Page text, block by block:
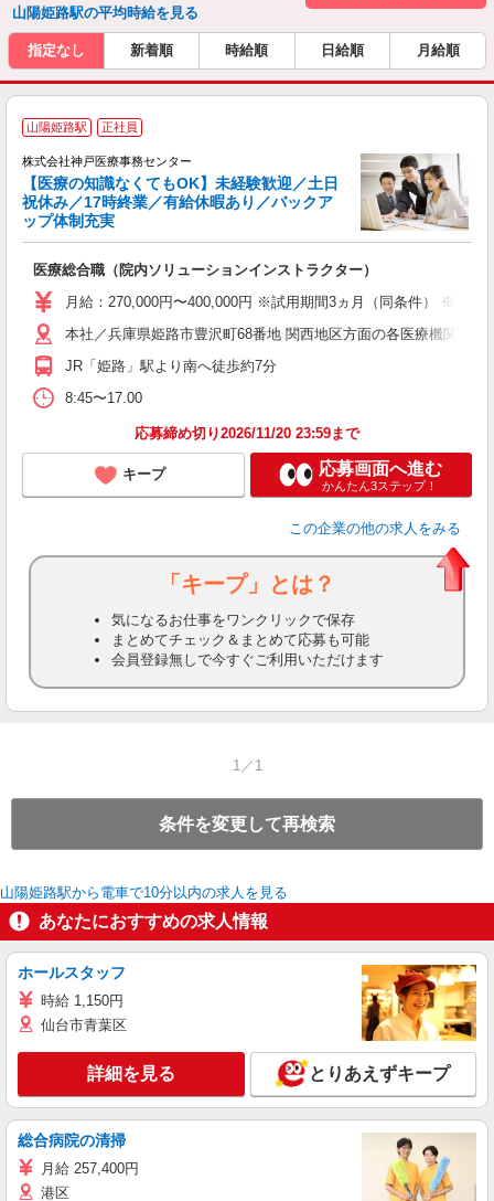
山陽姫路駅の平均時給を見る
指定なし 新着順 時給順 日給順 月給順
山陽姫路駅 正社員
株式会社神戸医療事務センター
【医療の知識なくてもOK】未経験歓迎／土日
祝休み／17時終業／有給休暇あり／バックア
ップ体制充実
医療総合職（院内ソリューションインストラクター）
月給：270,000円〜400,000円 ※試用期間3ヵ月（同条件） ※給与
本社／兵庫県姫路市豊沢町68番地 関西地区方面の各医療機関に
JR「姫路」駅より南へ徒歩約7分
8:45〜17.00
応募締め切り2026/11/20 23:59まで
キープ 応募画面へ進む
かんたん3ステップ！
この企業の他の求人をみる
「キープ」とは？
気になるお仕事をワンクリックで保存
まとめてチェック＆まとめて応募も可能
会員登録無しで今すぐご利用いただけます
1／1
条件を変更して再検索
山陽姫路駅から電車で10分以内の求人を見る
あなたにおすすめの求人情報
ホールスタッフ
時給 1,150円
仙台市青葉区
詳細を見る とりあえずキープ
総合病院の清掃
月給 257,400円
港区